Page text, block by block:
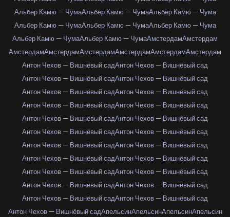
Альбер Камю — ЧумаАльбер Камю — ЧумаАльбер Камю — Чума
Альбер Камю — ЧумаАльбер Камю — ЧумаАльбер Камю — Чума
Альбер Камю — ЧумаАльбер Камю — ЧумаАмстердамАмстердам
АмстердамАмстердамАмстердамАмстердамАмстердамАмстердам
Антон Чехов — Вишнёвый садАнтон Чехов — Вишнёвый сад
Антон Чехов — Вишнёвый садАнтон Чехов — Вишнёвый сад
Антон Чехов — Вишнёвый садАнтон Чехов — Вишнёвый сад
Антон Чехов — Вишнёвый садАнтон Чехов — Вишнёвый сад
Антон Чехов — Вишнёвый садАнтон Чехов — Вишнёвый сад
Антон Чехов — Вишнёвый садАнтон Чехов — Вишнёвый сад
Антон Чехов — Вишнёвый садАнтон Чехов — Вишнёвый сад
Антон Чехов — Вишнёвый садАнтон Чехов — Вишнёвый сад
Антон Чехов — Вишнёвый садАнтон Чехов — Вишнёвый сад
Антон Чехов — Вишнёвый садАнтон Чехов — Вишнёвый сад
Антон Чехов — Вишнёвый садАнтон Чехов — Вишнёвый сад
Антон Чехов — Вишнёвый садАпельсинАпельсинАпельсинАпельсин